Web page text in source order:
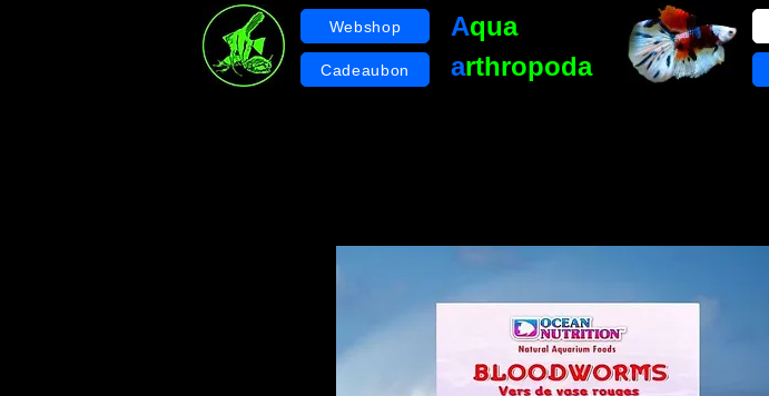
Webshop
Cadeaubon
Aqua
arthropoda